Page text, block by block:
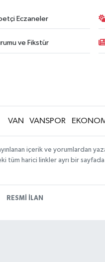
Eczaneler
ve Fikstür
VAN VANSPOR
içerik ve yorumlardan
tüm harici linkler ayrı bir
RESMİ İLAN